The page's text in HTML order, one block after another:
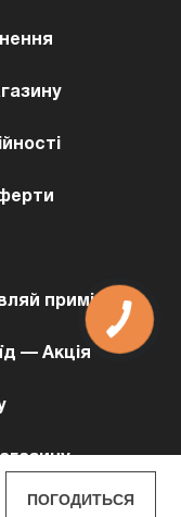
примірку!
— Акція
ПОГОДИТЬСЯ